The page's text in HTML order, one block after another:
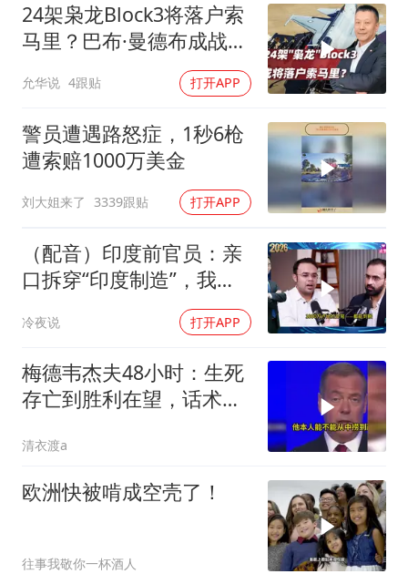
夯实基础开新局
24架枭龙Block3将落户索
马里？巴布·曼德布成战略
允华说 4跟贴 打开APP
警员遭遇路怒症，1秒6枪
遭索赔1000万美金
刘大姐来了 3339跟贴 打开APP
（配音）印度前官员：亲
口拆穿“印度制造”，我们
只有组装能力，算不上真
正的工业制造
冷夜说 打开APP
梅德韦杰夫48小时：生死
存亡到胜利在望，话术变
清衣渡a
欧洲快被啃成空壳了！
往事我敬你一杯酒人